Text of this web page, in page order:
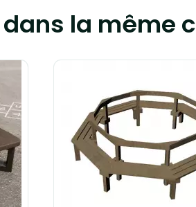
dans la même